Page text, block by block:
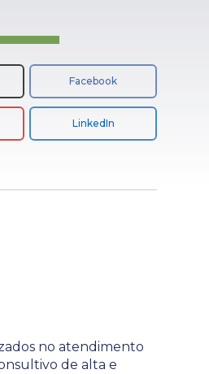
Facebook
LinkedIn
no atendimento
de alta e